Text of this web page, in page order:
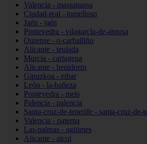
Valencia - massanassa
Ciudad-real - tomelloso
Jaén - jaén
Pontevedra - vilagarcía-de-arousa
Ourense - o-carballiño
Alicante - teulada
Murcia - cartagena
Alicante - benidorm
Gipuzkoa - eibar
León - la-bañeza
Pontevedra - meis
Palencia - palencia
Santa-cruz-de-tenerife - santa-cruz-de-
Valencia - paterna
Las-palmas - agüimes
Alicante - alcoi